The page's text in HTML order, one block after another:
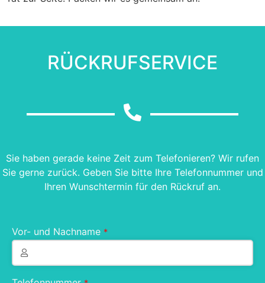
RÜCKRUFSERVICE
Sie haben gerade keine Zeit zum Telefonieren? Wir rufen
Sie gerne zurück. Geben Sie bitte Ihre Telefonnummer und
Ihren Wunschtermin für den Rückruf an.
Vor- und Nachname *